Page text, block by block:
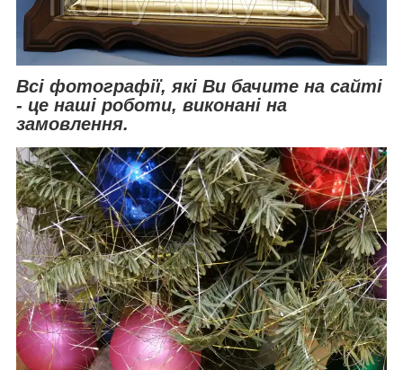
Всі фотографії, які Ви бачите на сайті
- це наші роботи, виконані на
замовлення.